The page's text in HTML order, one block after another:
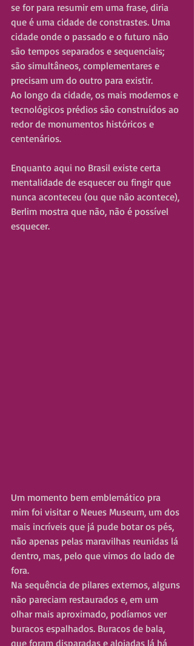
se for para resumir em uma frase, diria
que é uma cidade de constrastes. Uma
cidade onde o passado e o futuro não
são tempos separados e sequenciais;
são simultâneos, complementares e
precisam um do outro para existir.
Ao longo da cidade, os mais modernos e
tecnológicos prédios são construídos ao
redor de monumentos históricos e
centenários.
Enquanto aqui no Brasil existe certa
mentalidade de esquecer ou fingir que
nunca aconteceu (ou que não acontece),
Berlim mostra que não, não é possível
esquecer.
Um momento bem emblemático pra
mim foi visitar o Neues Museum, um dos
mais incríveis que já pude botar os pés,
não apenas pelas maravilhas reunidas lá
dentro, mas, pelo que vimos do lado de
fora.
Na sequência de pilares externos, alguns
não pareciam restaurados e, em um
olhar mais aproximado, podíamos ver
buracos espalhados. Buracos de bala,
que foram disparadas e alojadas lá há